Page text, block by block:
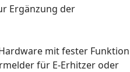
Ergänzung der
mit fester Funktion
für E-Erhitzer oder